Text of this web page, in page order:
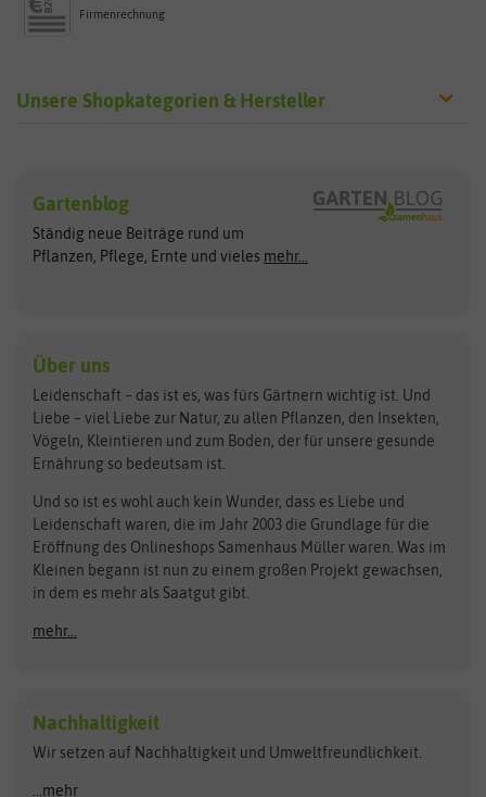
Firmenrechnung
Unsere Shopkategorien & Hersteller
Exotische Samen
Gemüsesamen
Gründünger
Kräutersamen
Obstsamen
Pilzbrut
Rasensamen
Steckzwiebeln
Zimmer & Kübelpflanzen
Kataloge
Schnäppchen
Anzucht & Gartenzubehör
Anzuchtschalen
Heizmatte & Heizkabel
Kokos-Quelltabletten
Zimmergewächshaus
Arche Noah
ASB Greenworld
Benary
Bingenheimer Saatgut
BioBalu
Bionana
BIOWOL
Blumicorn
Bûten Birds
Carl Pabst
Clever Pots
COMPO
Dürr-Samen
elho
Feldsaaten Freudenberger
Fertil
Flora Elite
Florissa
Flortis
Hortitops
Gartenblog
Ständig neue Beiträge rund um
Pflanzen, Pflege, Ernte und vieles mehr...
Über uns
Leidenschaft – das ist es, was fürs Gärtnern wichtig ist. Und
Liebe – viel Liebe zur Natur, zu allen Pflanzen, den Insekten,
Vögeln, Kleintieren und zum Boden, der für unsere gesunde
Ernährung so bedeutsam ist.
Und so ist es wohl auch kein Wunder, dass es Liebe und
Leidenschaft waren, die im Jahr 2003 die Grundlage für die
Eröffnung des Onlineshops Samenhaus Müller waren. Was im
Kleinen begann ist nun zu einem großen Projekt gewachsen,
in dem es mehr als Saatgut gibt.
mehr...
Nachhaltigkeit
Wir setzen auf Nachhaltigkeit und Umweltfreundlichkeit.
...mehr